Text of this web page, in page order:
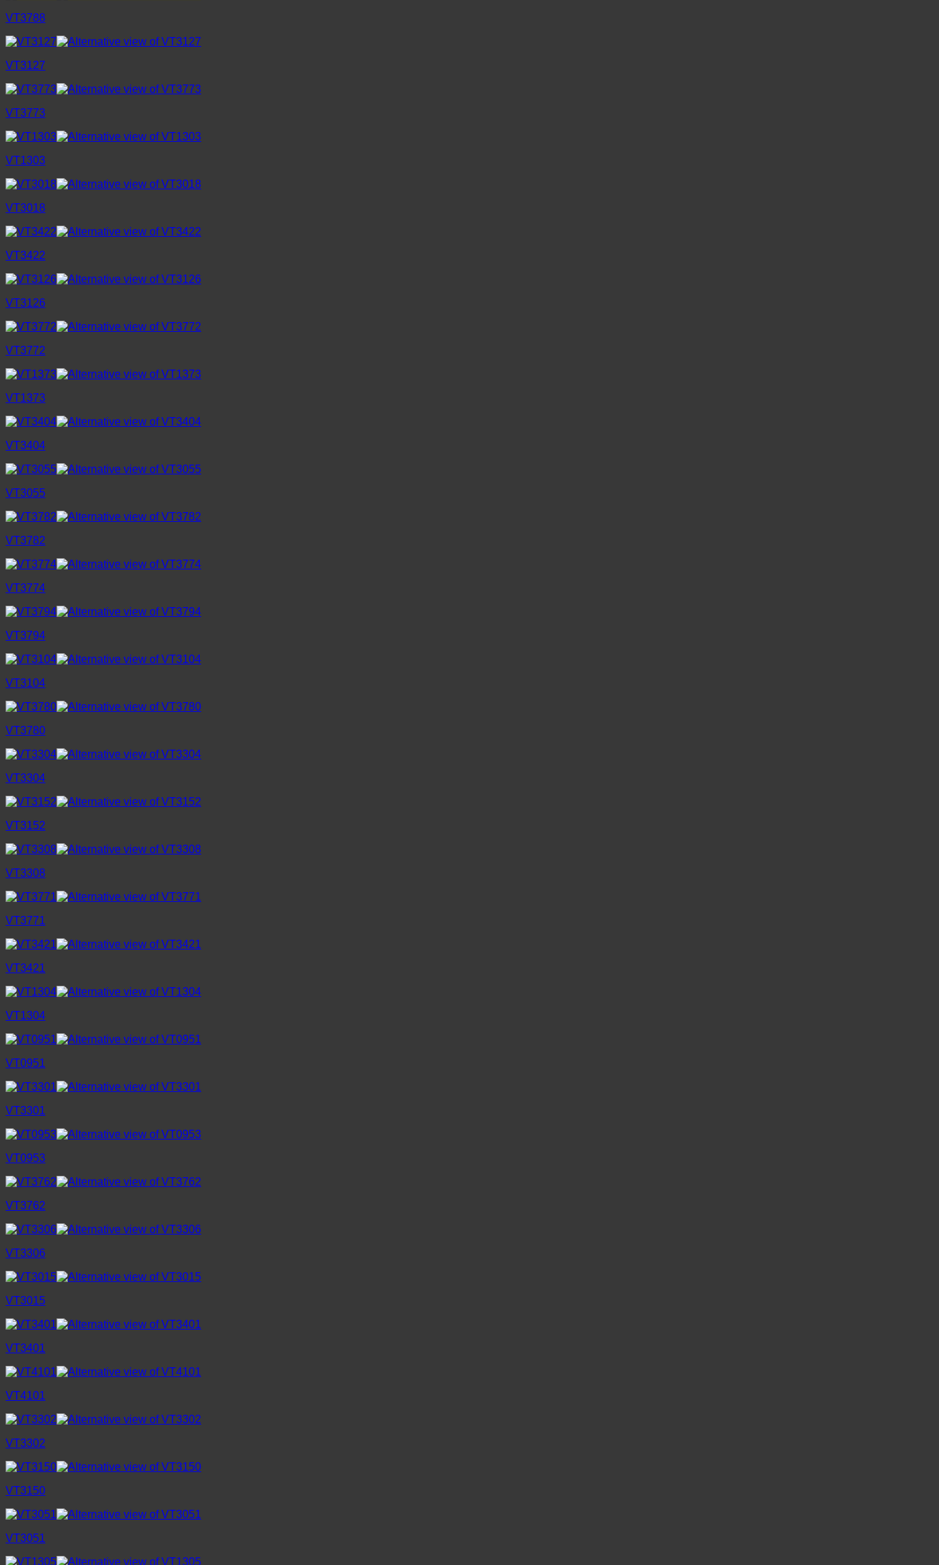
VT3788
VT3127
VT3773
VT1303
VT3018
VT3422
VT3126
VT3772
VT1373
VT3404
VT3055
VT3782
VT3774
VT3794
VT3104
VT3780
VT3304
VT3152
VT3308
VT3771
VT3421
VT1304
VT0951
VT3301
VT0953
VT3762
VT3306
VT3015
VT3401
VT4101
VT3302
VT3150
VT3051